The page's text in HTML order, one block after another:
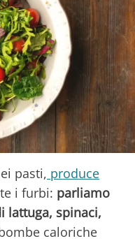
pasti, produce
i furbi: parliamo
lattuga, spinaci,
caloriche